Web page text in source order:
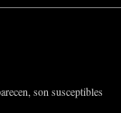
son susceptibles